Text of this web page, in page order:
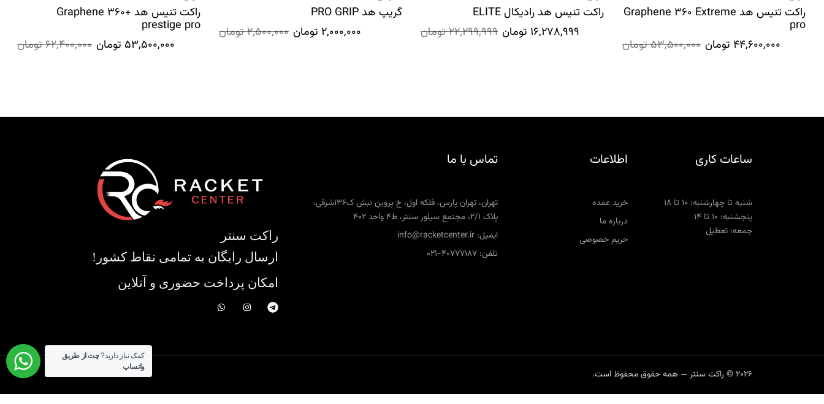
راکت تنیس هد Graphene 360 Extreme
pro
53,500,000تومان 44,600,000 تومان
راکت تنیس هد رادیکال ELITE
22,299,999تومان 16,278,999 تومان
گریپ هد PRO GRIP
2,500,000تومان 2,000,000 تومان
راکت تنیس هد Graphene 360+
prestige pro
62,400,000تومان 53,500,000 تومان
ساعات کاری
شنبه تا چهارشنبه: ۱۰ تا ۱۸
پنجشنبه: ۱۰ تا ۱۴
جمعه: تعطیل
اطلاعات
خرید عمده
درباره ما
حریم خصوصی
تماس با ما
تهران، تهران پارس، فلکه اول، خ پروین نبش ک136شرقی،
پلاک 2/1، مجتمع سیلور سنتر، ط4 واحد 402
ایمیل: info@racketcenter.ir
تلفن: 40777187-021
راکت سنتر
ارسال رایگان به تمامی نقاط کشور!
امکان پرداخت حضوری و آنلاین
2026 © راکت سنتر — همه حقوق محفوظ است.
کمک نیاز دارید?چت از طریق
واتساپ